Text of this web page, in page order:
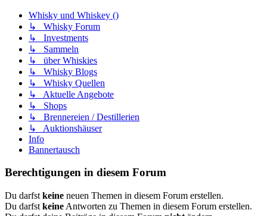
Whisky und Whiskey ()
↳ Whisky Forum
↳ Investments
↳ Sammeln
↳ über Whiskies
↳ Whisky Blogs
↳ Whisky Quellen
↳ Aktuelle Angebote
↳ Shops
↳ Brennereien / Destillerien
↳ Auktionshäuser
Info
Bannertausch
Berechtigungen in diesem Forum
Du darfst keine neuen Themen in diesem Forum erstellen.
Du darfst keine Antworten zu Themen in diesem Forum erstellen.